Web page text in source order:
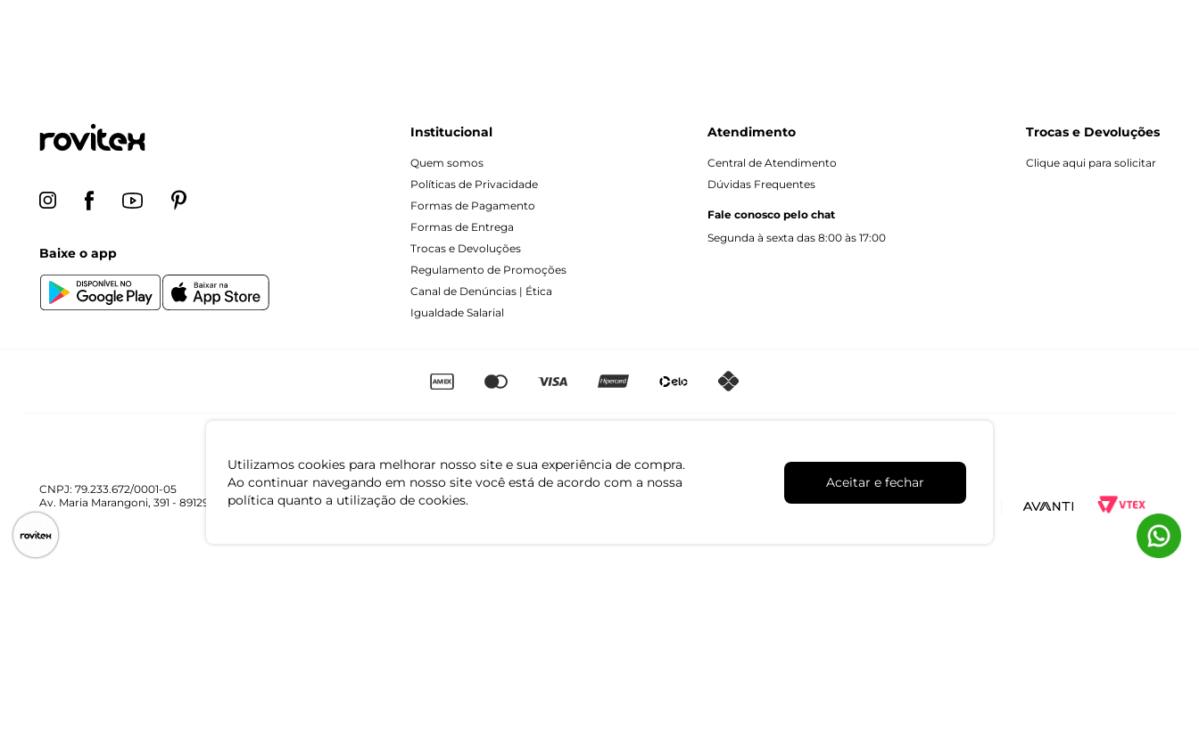
Utilizamos cookies para melhorar nosso site e sua experiência de compra.
Ao continuar navegando em nosso site você está de acordo com a nossa
política quanto a utilização de cookies.
Aceitar e fechar
Baixe o app
Institucional
Quem somos
Políticas de Privacidade
Formas de Pagamento
Formas de Entrega
Trocas e Devoluções
Regulamento de Promoções
Canal de Denúncias | Ética
Igualdade Salarial
Atendimento
Central de Atendimento
Dúvidas Frequentes
Fale conosco pelo chat
Segunda à sexta das 8:00 às 17:00
Trocas e Devoluções
Clique aqui para solicitar
CNPJ: 79.233.672/0001-05
Av. Maria Marangoni, 391 - 89129-080 - Luiz Alves - SC